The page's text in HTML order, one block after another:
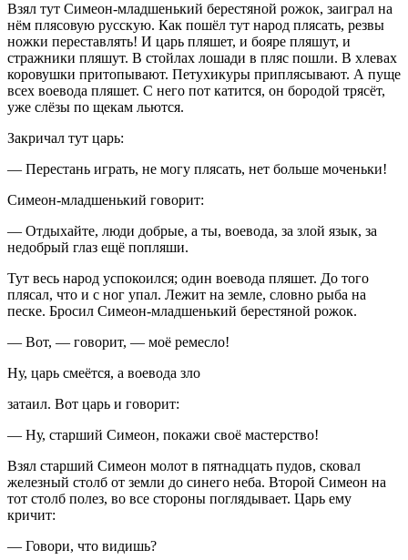
Взял тут Симеон-младшенький берестяной рожок, заиграл на
нём плясовую русскую. Как пошёл тут народ плясать, резвы
ножки переставлять! И царь пляшет, и бояре пляшут, и
стражники пляшут. В стойлах лошади в пляс пошли. В хлевах
коровушки притопывают. Петухикуры приплясывают. А пуще
всех воевода пляшет. С него пот катится, он бородой трясёт,
уже слёзы по щекам льются.
Закричал тут царь:
— Перестань играть, не могу плясать, нет больше моченьки!
Симеон-младшенький говорит:
— Отдыхайте, люди добрые, а ты, воевода, за злой язык, за
недобрый глаз ещё попляши.
Тут весь народ успокоился; один воевода пляшет. До того
плясал, что и с ног упал. Лежит на земле, словно рыба на
песке. Бросил Симеон-младшенький берестяной рожок.
— Вот, — говорит, — моё ремесло!
Ну, царь смеётся, а воевода зло
затаил. Вот царь и говорит:
— Ну, старший Симеон, покажи своё мастерство!
Взял старший Симеон молот в пятнадцать пудов, сковал
железный столб от земли до синего неба. Второй Симеон на
тот столб полез, во все стороны поглядывает. Царь ему
кричит:
— Говори, что видишь?